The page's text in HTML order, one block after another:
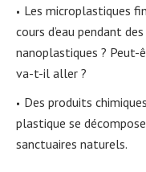
Les microplastiques
cours d’eau pendant
nanoplastiques ? Peut-
va-t-il aller ?
Des produits
plastique se
sanctuaires naturels.